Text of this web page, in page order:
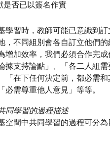
是否已以簽名作實
學習時，教師可能已意識到
，不同組別會各自訂立他們
增加效率，我們必須合作完成
據支持論點」、「各二人組
「在下任何決定前，都必需
需尊重他人意見」等等。
同學習的過程描述
空間中共同學習的過程可分